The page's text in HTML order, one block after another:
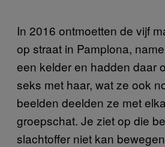
In 2016 ontmoetten de vijf
op straat in Pamplona,
een kelder en hadden daar
seks met haar, wat ze ook
beelden deelden ze met
groepschat. Je ziet op die
slachtoffer niet kan